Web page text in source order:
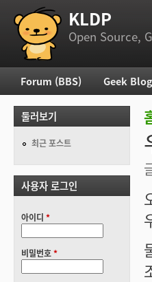
부 메뉴 KLDP
Open Source,
주 메뉴
Forum (BBS) Geek Blog
둘러보기
최근 포스트
사용자 로그인
아이디 *
비밀번호*